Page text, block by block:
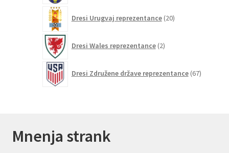
Dresi Urugvaj reprezentance 20izdelkov
Dresi Wales reprezentance 2izdelka
Dresi Združene države reprezentance 67izdelkov
Mnenja strank